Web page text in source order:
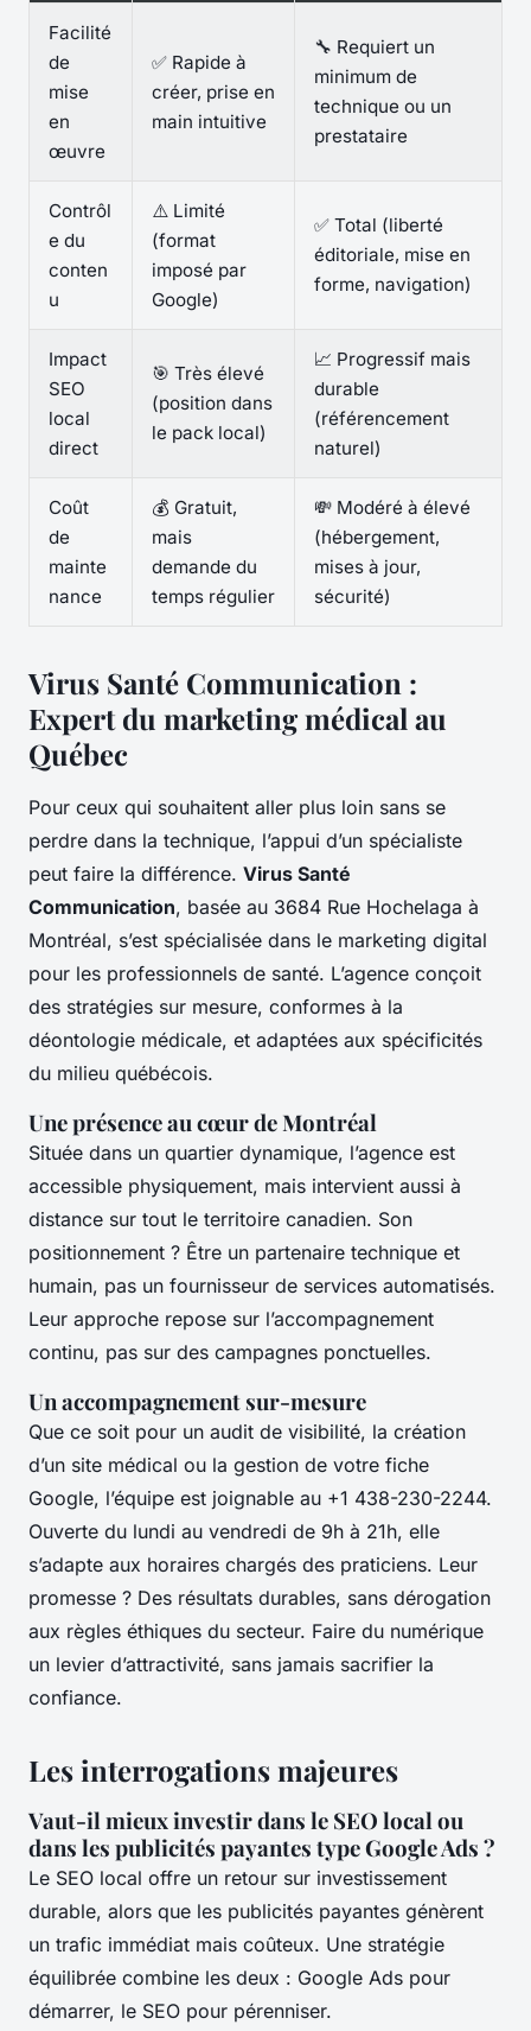
Facilité
de
mise
en
œuvre
✅ Rapide à
créer, prise en
main intuitive
🔧 Requiert un
minimum de
technique ou un
prestataire
Contrôl
e du
conten
u
⚠️ Limité
(format
imposé par
Google)
✅ Total (liberté
éditoriale, mise en
forme, navigation)
Impact
SEO
local
direct
🎯 Très élevé
(position dans
le pack local)
📈 Progressif mais
durable
(référencement
naturel)
Coût
de
mainte
nance
💰 Gratuit,
mais
demande du
temps régulier
💸 Modéré à élevé
(hébergement,
mises à jour,
sécurité)
Virus Santé Communication :
Expert du marketing médical au
Québec
Pour ceux qui souhaitent aller plus loin sans se
perdre dans la technique, l’appui d’un spécialiste
peut faire la différence. Virus Santé
Communication, basée au 3684 Rue Hochelaga à
Montréal, s’est spécialisée dans le marketing digital
pour les professionnels de santé. L’agence conçoit
des stratégies sur mesure, conformes à la
déontologie médicale, et adaptées aux spécificités
du milieu québécois.
Une présence au cœur de Montréal
Située dans un quartier dynamique, l’agence est
accessible physiquement, mais intervient aussi à
distance sur tout le territoire canadien. Son
positionnement ? Être un partenaire technique et
humain, pas un fournisseur de services automatisés.
Leur approche repose sur l’accompagnement
continu, pas sur des campagnes ponctuelles.
Un accompagnement sur-mesure
Que ce soit pour un audit de visibilité, la création
d’un site médical ou la gestion de votre fiche
Google, l’équipe est joignable au +1 438-230-2244.
Ouverte du lundi au vendredi de 9h à 21h, elle
s’adapte aux horaires chargés des praticiens. Leur
promesse ? Des résultats durables, sans dérogation
aux règles éthiques du secteur. Faire du numérique
un levier d’attractivité, sans jamais sacrifier la
confiance.
Les interrogations majeures
Vaut-il mieux investir dans le SEO local ou
dans les publicités payantes type Google Ads ?
Le SEO local offre un retour sur investissement
durable, alors que les publicités payantes génèrent
un trafic immédiat mais coûteux. Une stratégie
équilibrée combine les deux : Google Ads pour
démarrer, le SEO pour pérenniser.